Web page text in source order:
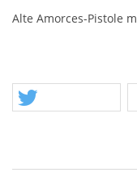
Alte Amorces-Pistole